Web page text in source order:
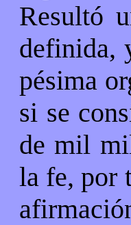
Resultó
definida,
pésima
si se
de mil
la fe, por